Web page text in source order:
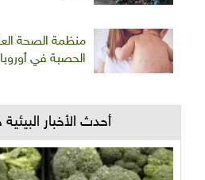
منظمة الصحة
الحصبة في أوروبا
أحدث الأخبار